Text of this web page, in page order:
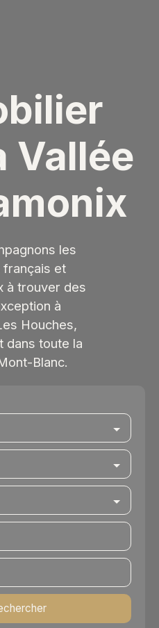
Vallée
les
français et
à trouver des
à
Houches,
dans toute la
Blanc.